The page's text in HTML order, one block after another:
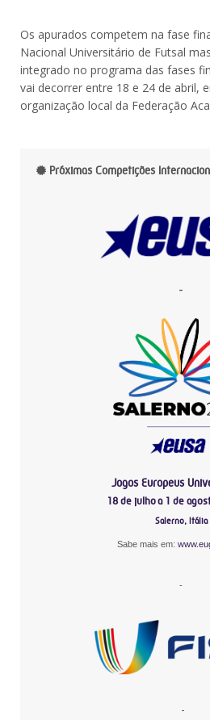
Os apurados competem na fase
Nacional Universitário de Futsal
integrado no programa das fases
vai decorrer entre 18 e 24 de abril,
organização local da Federação
Próximas Competições
-
Jogos Europeus
18 de julho a 1 de
Salerno, Itália
Sabe mais em:
-
-